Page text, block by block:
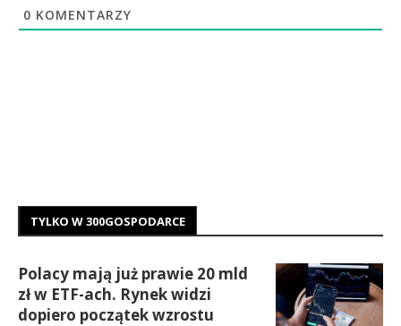
0 KOMENTARZY
TYLKO W 300GOSPODARCE
Polacy mają już prawie 20 mld
zł w ETF-ach. Rynek widzi
dopiero początek wzrostu